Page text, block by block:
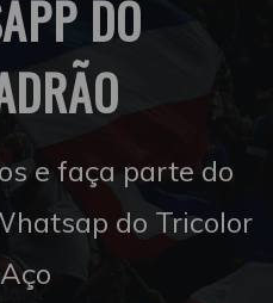
DO
e faça parte do
do Tricolor